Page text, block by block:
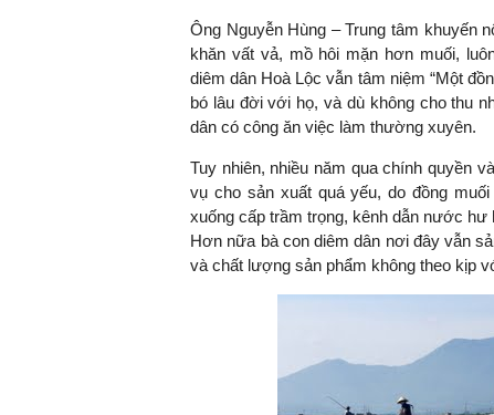
Ông Nguyễn Hùng – Trung tâm khuyến
khăn vất vả, mồ hôi mặn hơn muối,
diêm dân Hoà Lộc vẫn tâm niệm “Một
bó lâu đời với họ, và dù không cho thu
dân có công ăn việc làm thường xuyên.
Tuy nhiên, nhiều năm qua chính quyền
vụ cho sản xuất quá yếu, do đồng
xuống cấp trầm trọng, kênh dẫn nước
Hơn nữa bà con diêm dân nơi đây vẫn
và chất lượng sản phẩm không theo kịp